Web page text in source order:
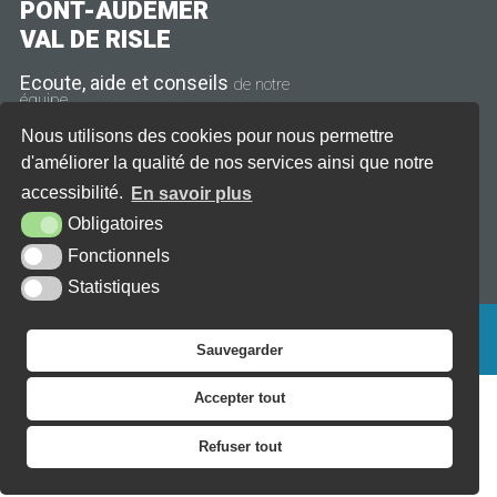
Nous utilisons des cookies pour nous permettre
d'améliorer la qualité de nos services ainsi que notre
accessibilité.
En savoir plus
Obligatoires
Fonctionnels
Statistiques
Sauvegarder
Accepter tout
Refuser tout
PONT-AUDEMER
VAL DE RISLE
Ecoute, aide et conseils de notre
équipe
11 rue Thiers
27500 Pont-Audemer
Tél. : 02 32 41 08 21
CONTACT HORAIRES
PLAN DU SITE AIDE
ACCESSIBILITÉ
MENTIONS LÉGALES